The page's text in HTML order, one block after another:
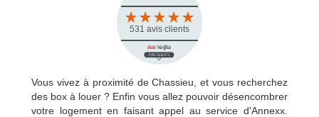
531 avis clients
Vous vivez à proximité de Chassieu, et vous recherchez
des box à louer ? Enfin vous allez pouvoir désencombrer
votre logement en faisant appel au service d'Annexx.